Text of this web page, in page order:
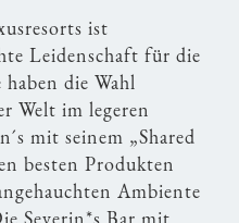
ist
Leidenschaft für die
die Wahl
Welt im legeren
mit seinem „Shared
besten Produkten
Ambiente
Severin*s Bar mit